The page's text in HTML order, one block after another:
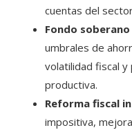
cuentas del
Fondo
umbrales de
volatilidad fiscal
productiva.
Reforma fiscal
impositiva,